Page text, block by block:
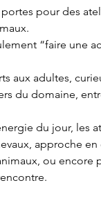
pour des
“faire une
aux adultes,
du domaine,
du jour,
approche
ou encore